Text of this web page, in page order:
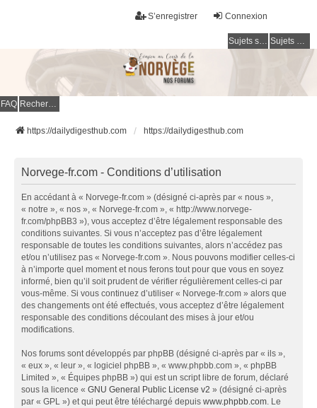
Connexion
S’enregistrer
Sujets sans réponse Sujets actifs
FAQ Rechercher
https://dailydigesthub.com https://dailydigesthub.com
Norvege-fr.com - Conditions d’utilisation
En accédant à « Norvege-fr.com » (désigné ci-après par « nous »,
« notre », « nos », « Norvege-fr.com », « http://www.norvege-
fr.com/phpBB3 »), vous acceptez d’être légalement responsable des
conditions suivantes. Si vous n’acceptez pas d’être légalement
responsable de toutes les conditions suivantes, alors n’accédez pas
et/ou n’utilisez pas « Norvege-fr.com ». Nous pouvons modifier celles-ci
à n’importe quel moment et nous ferons tout pour que vous en soyez
informé, bien qu’il soit prudent de vérifier régulièrement celles-ci par
vous-même. Si vous continuez d’utiliser « Norvege-fr.com » alors que
des changements ont été effectués, vous acceptez d’être légalement
responsable des conditions découlant des mises à jour et/ou
modifications.
Nos forums sont développés par phpBB (désigné ci-après par « ils »,
« eux », « leur », « logiciel phpBB », « www.phpbb.com », « phpBB
Limited », « Équipes phpBB ») qui est un script libre de forum, déclaré
sous la licence « GNU General Public License v2 » (désigné ci-après
par « GPL ») et qui peut être téléchargé depuis www.phpbb.com. Le